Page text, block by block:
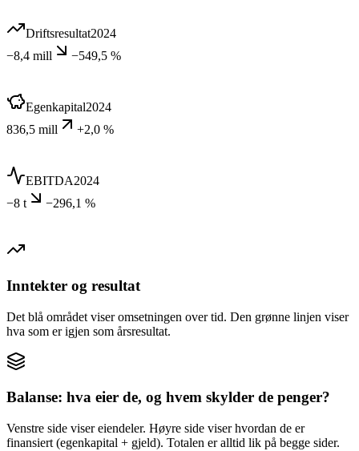
Driftsresultat2024
−8,4 mill
−549,5 %
Egenkapital2024
836,5 mill
+2,0 %
EBITDA2024
−8 t
−296,1 %
Inntekter og resultat
Det blå området viser omsetningen over tid. Den grønne linjen viser
hva som er igjen som årsresultat.
Balanse: hva eier de, og hvem skylder de penger?
Venstre side viser eiendeler. Høyre side viser hvordan de er
finansiert (egenkapital + gjeld). Totalen er alltid lik på begge sider.